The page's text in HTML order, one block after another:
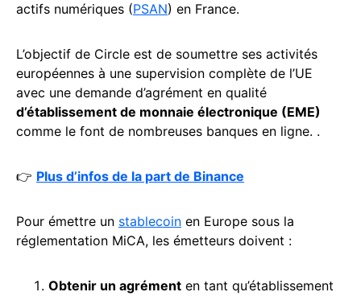
actifs numériques (PSAN) en France.
L’objectif de Circle est de soumettre ses activités
européennes à une supervision complète de l’UE
avec une demande d’agrément en qualité
d’établissement de monnaie électronique (EME)
comme le font de nombreuses banques en ligne. .
👉 Plus d’infos de la part de Binance
Pour émettre un stablecoin en Europe sous la
réglementation MiCA, les émetteurs doivent :
Obtenir un agrément en tant qu’établissement